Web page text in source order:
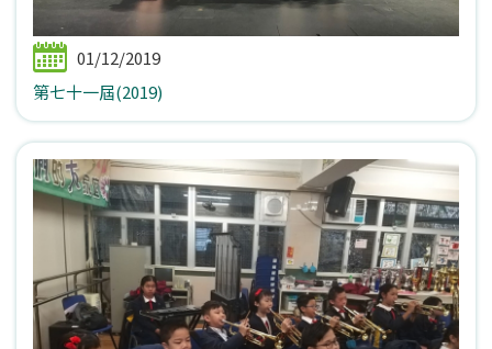
01/12/2019
第七十一屆(2019)